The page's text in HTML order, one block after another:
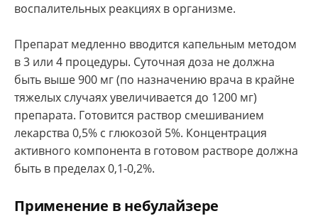
воспалительных реакциях в организме.
Препарат медленно вводится капельным методом
в 3 или 4 процедуры. Суточная доза не должна
быть выше 900 мг (по назначению врача в крайне
тяжелых случаях увеличивается до 1200 мг)
препарата. Готовится раствор смешиванием
лекарства 0,5% с глюкозой 5%. Концентрация
активного компонента в готовом растворе должна
быть в пределах 0,1-0,2%.
Применение в небулайзере